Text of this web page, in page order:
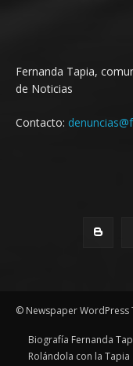
Fernanda Tapia,
de Noticias
Contacto:
© Newspaper WordPress
Biografía Fernanda
Rolándola con la Tapia